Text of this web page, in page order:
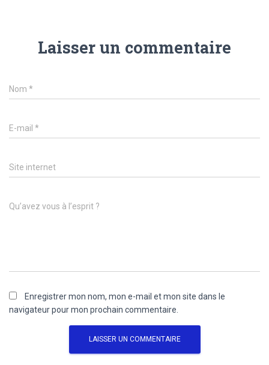
Laisser un commentaire
Nom *
E-mail *
Site internet
Qu’avez vous à l’esprit ?
Enregistrer mon nom, mon e-mail et mon site dans le
navigateur pour mon prochain commentaire.